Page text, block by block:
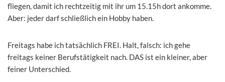
fliegen, damit ich rechtzeitig mit ihr um 15.15h dort ankomme.
Aber: jeder darf schließlich ein Hobby haben.
Freitags habe ich tatsächlich FREI. Halt, falsch: ich gehe
freitags keiner Berufstätigkeit nach. DAS ist ein kleiner, aber
feiner Unterschied.